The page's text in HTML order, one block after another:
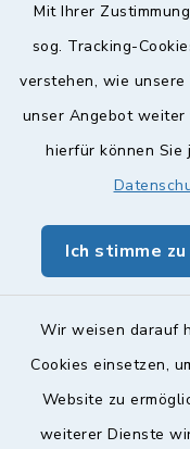
Mit Ihrer
sog. Tracking-
verstehen, wie
unser Angebot
hierfür können Sie
Ich stimme zu
Wir weisen darauf
Cookies einsetzen,
Website zu
weiterer Dienste
Quicklinks
Landkreis
geoPortal